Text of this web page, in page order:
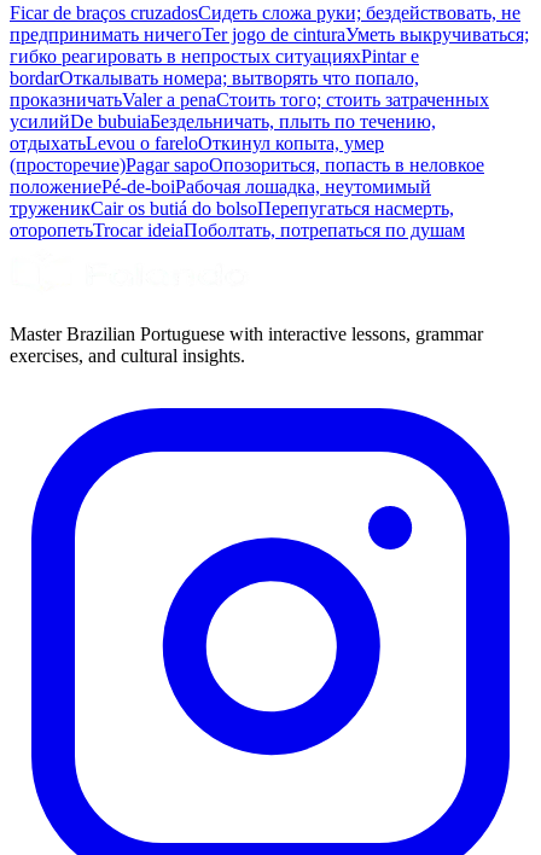
Ficar de braços cruzadosСидеть сложа руки; бездействовать, не
предпринимать ничегоTer jogo de cinturaУметь выкручиваться;
гибко реагировать в непростых ситуацияхPintar e
bordarОткалывать номера; вытворять что попало,
проказничатьValer a penaСтоить того; стоить затраченных
усилийDe bubuiaБездельничать, плыть по течению,
отдыхатьLevou o fareloОткинул копыта, умер
(просторечие)Pagar sapoОпозориться, попасть в неловкое
положениеPé-de-boiРабочая лошадка, неутомимый
труженикCair os butiá do bolsoПерепугаться насмерть,
оторопетьTrocar ideiaПоболтать, потрепаться по душам
Master Brazilian Portuguese with interactive lessons, grammar
exercises, and cultural insights.